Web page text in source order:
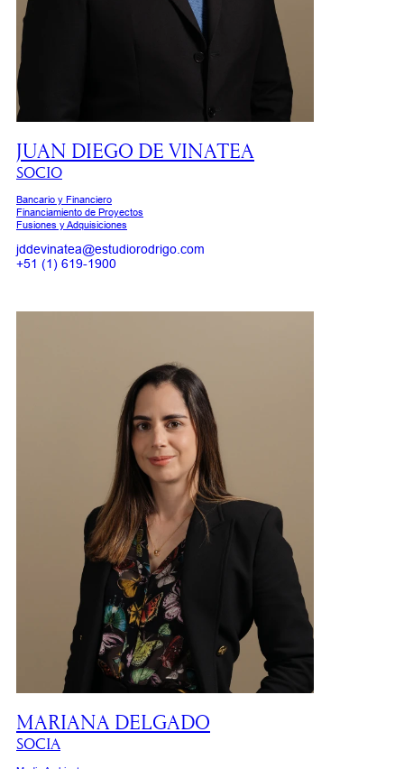
JUAN DIEGO DE VINATEA
SOCIO
Bancario y Financiero
Financiamiento de Proyectos
Fusiones y Adquisiciones
jddevinatea@estudiorodrigo.com
+51 (1) 619-1900
MARIANA DELGADO
SOCIA